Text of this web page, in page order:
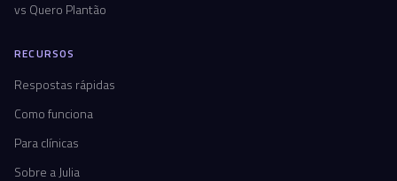
vs Quero Plantão
RECURSOS
Respostas rápidas
Como funciona
Para clínicas
Sobre a Julia